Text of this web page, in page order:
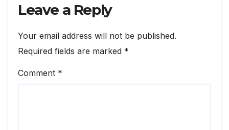
Leave a Reply
Your email address will not be published.
Required fields are marked *
Comment *